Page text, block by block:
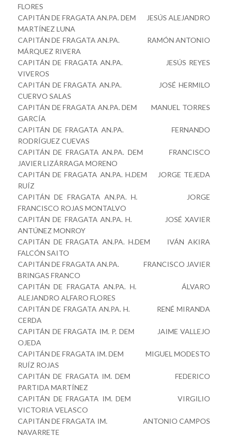
FLORES
CAPITÁN DE FRAGATA AN.PA. DEM JESÚS ALEJANDRO
MARTÍNEZ LUNA
CAPITÁN DE FRAGATA AN.PA. RAMÓN ANTONIO
MÁRQUEZ RIVERA
CAPITÁN DE FRAGATA AN.PA. JESÚS REYES
VIVEROS
CAPITÁN DE FRAGATA AN.PA. JOSÉ HERMILO
CUERVO SALAS
CAPITÁN DE FRAGATA AN.PA. DEM MANUEL TORRES
GARCÍA
CAPITÁN DE FRAGATA AN.PA. FERNANDO
RODRÍGUEZ CUEVAS
CAPITÁN DE FRAGATA AN.PA. DEM FRANCISCO
JAVIER LIZÁRRAGA MORENO
CAPITÁN DE FRAGATA AN.PA. H.DEM JORGE TEJEDA
RUÍZ
CAPITÁN DE FRAGATA AN.PA. H. JORGE
FRANCISCO ROJAS MONTALVO
CAPITÁN DE FRAGATA AN.PA. H. JOSÉ XAVIER
ANTÚNEZ MONROY
CAPITÁN DE FRAGATA AN.PA. H.DEM IVÁN AKIRA
FALCÓN SAITO
CAPITÁN DE FRAGATA AN.PA. FRANCISCO JAVIER
BRINGAS FRANCO
CAPITÁN DE FRAGATA AN.PA. H. ÁLVARO
ALEJANDRO ALFARO FLORES
CAPITÁN DE FRAGATA AN.PA. H. RENÉ MIRANDA
CERDA
CAPITÁN DE FRAGATA IM. P. DEM JAIME VALLEJO
OJEDA
CAPITÁN DE FRAGATA IM. DEM MIGUEL MODESTO
RUÍZ ROJAS
CAPITÁN DE FRAGATA IM. DEM FEDERICO
PARTIDA MARTÍNEZ
CAPITÁN DE FRAGATA IM. DEM VIRGILIO
VICTORIA VELASCO
CAPITÁN DE FRAGATA IM. ANTONIO CAMPOS
NAVARRETE